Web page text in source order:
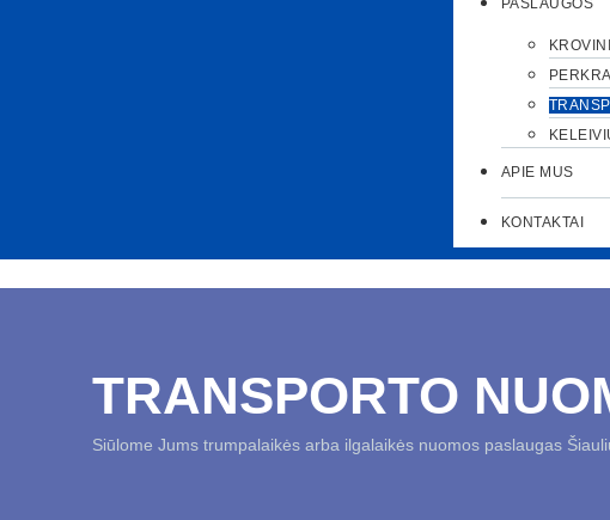
PASLAUGOS
APIE MUS
KONTAKTAI
TRANSPORTO
Siūlome Jums trumpalaikės arba ilgalaikės nuomos paslaugas